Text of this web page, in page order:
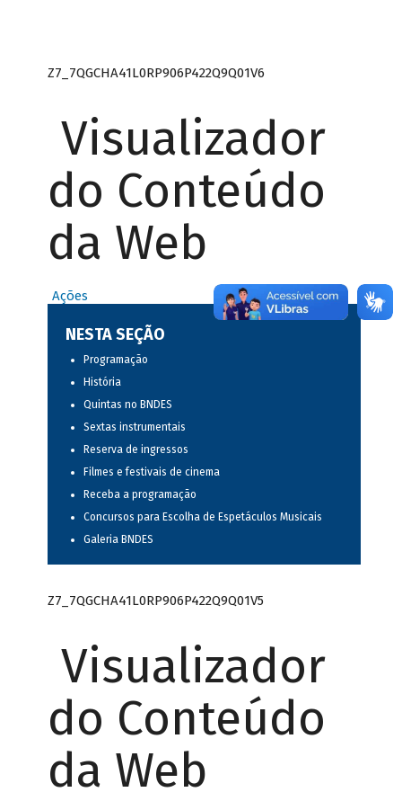
Z7_7QGCHA41L0RP906P422Q9Q01V6
Visualizador
do Conteúdo
da Web
Ações
NESTA SEÇÃO
Programação
História
Quintas no BNDES
Sextas instrumentais
Reserva de ingressos
Filmes e festivais de cinema
Receba a programação
Concursos para Escolha de Espetáculos Musicais
Galeria BNDES
Z7_7QGCHA41L0RP906P422Q9Q01V5
Visualizador
do Conteúdo
da Web